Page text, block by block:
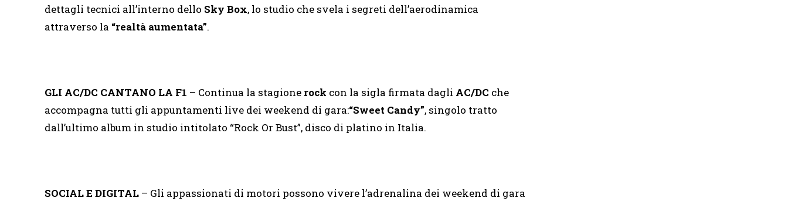
dettagli tecnici all’interno dello Sky Box, lo studio che svela i segreti dell’aerodinamica
attraverso la “realtà aumentata”.
GLI AC/DC CANTANO LA F1 – Continua la stagione rock con la sigla firmata dagli AC/DC che
accompagna tutti gli appuntamenti live dei weekend di gara:“Sweet Candy”, singolo tratto
dall’ultimo album in studio intitolato “Rock Or Bust”, disco di platino in Italia.
SOCIAL E DIGITAL – Gli appassionati di motori possono vivere l’adrenalina dei weekend di gara